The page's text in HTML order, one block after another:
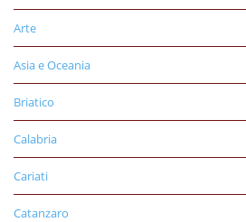
Arte
Asia e Oceania
Briatico
Calabria
Cariati
Catanzaro